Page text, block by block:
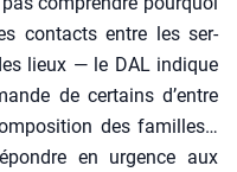
contacts entre les ser­
lieux — le DAL indique
de cer­tains d’entre
des familles…
en urgence aux